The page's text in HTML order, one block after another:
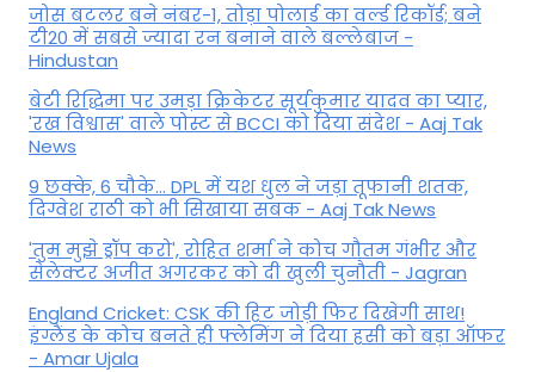
जोस बटलर बने नंबर-1, तोड़ा पोलार्ड का वर्ल्ड रिकॉर्ड; बने
टी20 में सबसे ज्यादा रन बनाने वाले बल्लेबाज -
Hindustan
बेटी र‍िद्ध‍िमा पर उमड़ा क्रिकेटर सूर्यकुमार यादव का प्यार,
'रख विश्वास' वाले पोस्ट से BCCI को दिया संदेश - Aaj Tak
News
9 छक्के, 6 चौके... DPL में यश धुल ने जड़ा तूफानी शतक,
द‍िग्वेश राठी को भी स‍िखाया सबक - Aaj Tak News
'तुम मुझे ड्रॉप करो', रोहित शर्मा ने कोच गौतम गंभीर और
सेलेक्टर अजीत अगरकर को दी खुली चुनौती - Jagran
England Cricket: CSK की हिट जोड़ी फिर दिखेगी साथ!
इंग्लैंड के कोच बनते ही फ्लेमिंग ने दिया हसी को बड़ा ऑफर
- Amar Ujala